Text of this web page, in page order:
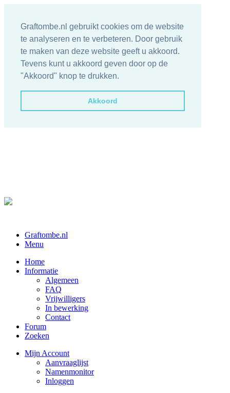
Graftombe.nl gebruikt cookies om de website
te analyseren en te verbeteren. Door gebruik
te maken van deze website geeft u akkoord.
Tevens kunt u akkoord geven door op de
"Akkoord" knop te drukken.
Akkoord
Graftombe.nl
Menu
Home
Informatie
Algemeen
FAQ
Vrijwilligers
In bewerking
Contact
Forum
Zoeken
Mijn Account
Aanvraaglijst
Namenmonitor
Inloggen